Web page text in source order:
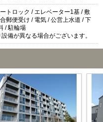
トロック / エレベーター1基 / 敷
郵便受け / 電気 / 公営上水道 / 下
/ 駐輪場
備が異なる場合がございます。